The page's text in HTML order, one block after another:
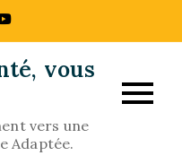
vous
vers une
Adaptée.